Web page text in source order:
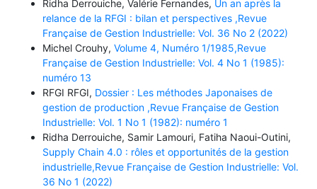
Ridha Derrouiche, Valérie Fernandes, Un an après la
relance de la RFGI : bilan et perspectives ,Revue
Française de Gestion Industrielle: Vol. 36 No 2 (2022)
Michel Crouhy, Volume 4, Numéro 1/1985,Revue
Française de Gestion Industrielle: Vol. 4 No 1 (1985):
numéro 13
RFGI RFGI, Dossier : Les méthodes Japonaises de
gestion de production ,Revue Française de Gestion
Industrielle: Vol. 1 No 1 (1982): numéro 1
Ridha Derrouiche, Samir Lamouri, Fatiha Naoui-Outini,
Supply Chain 4.0 : rôles et opportunités de la gestion
industrielle,Revue Française de Gestion Industrielle: Vol.
36 No 1 (2022)